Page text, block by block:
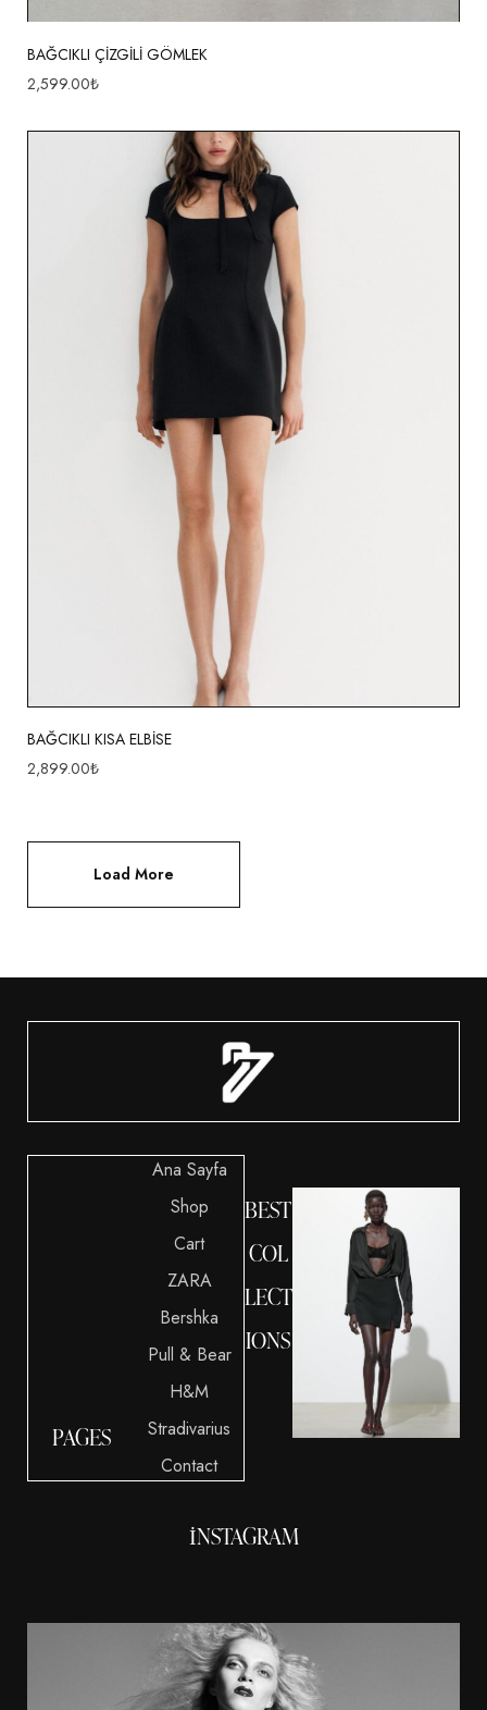
BAĞCIKLI ÇİZGİLİ GÖMLEK
2,599.00₺
BAĞCIKLI KISA ELBİSE
2,899.00₺
Load More
PAGES
Ana Sayfa
Shop
Cart
ZARA
Bershka
Pull & Bear
H&M
Stradivarius
Contact
BEST
COL
LECT
IONS
INSTAGRAM